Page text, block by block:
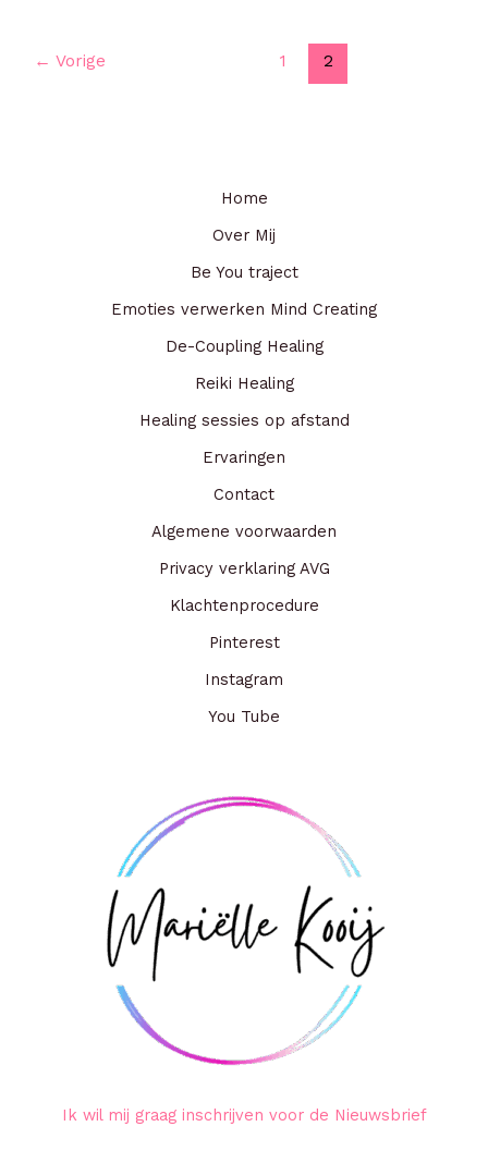
← Vorige 1 2
Home
Over Mij
Be You traject
Emoties verwerken Mind Creating
De-Coupling Healing
Reiki Healing
Healing sessies op afstand
Ervaringen
Contact
Algemene voorwaarden
Privacy verklaring AVG
Klachtenprocedure
Pinterest
Instagram
You Tube
Ik wil mij graag inschrijven voor de Nieuwsbrief